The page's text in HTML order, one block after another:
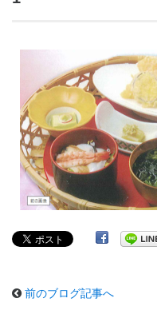
前のブログ記事へ